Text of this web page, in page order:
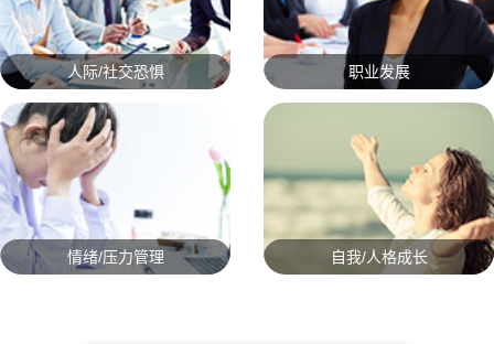
人际/社交恐惧 职业发展
情绪/压力管理 自我/人格成长